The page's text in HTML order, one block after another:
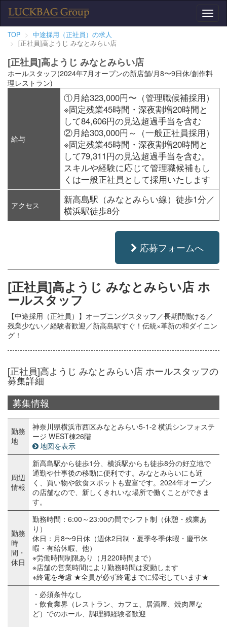
TOP
中途採用（正社員）の求人
[正社員]高ようじ みなとみらい店
[正社員]高ようじ みなとみらい店
ホールスタッフ(2024年7月オープンの新店舗/月8〜9日休/創作料
理レストラン)
給与
①月給323,000円〜（管理職候補採用）
※固定残業45時間・深夜割増20時間と
して84,606円の見込超過手当を含む
②月給303,000円～（一般正社員採用）
※固定残業45時間・深夜割増20時間と
して79,311円の見込超過手当を含む。
スキルや経験に応じて管理職候補もし
くは一般正社員として採用いたします
アクセス
新高島駅（みなとみらい線）徒歩1分／
横浜駅徒歩8分
応募フォームへ
[正社員]高ようじ みなとみらい店 ホ
ールスタッフ
【中途採用（正社員）】オープニングスタッフ／長期間働ける／
残業少ない／経験者歓迎／新高島駅すぐ！伝統×革新の和ダイニン
グ！
[正社員]高ようじ みなとみらい店 ホールスタッフの
募集詳細
募集情報
勤務
地
神奈川県横浜市西区みなとみらい5-1-2 横浜シンフォステ
ージ WEST棟26階
地図を表示
周辺
情報
新高島駅から徒歩1分、横浜駅からも徒歩8分の好立地で
通勤や仕事後の移動に便利です。みなとみらいにも近
く、買い物や飲食スポットも豊富です。2024年オープン
の店舗なので、新しくきれいな場所で働くことができま
す。
勤務
時
間・
休日
勤務時間：6:00～23:00の間でシフト制（休憩・残業あ
り）
休日：月8〜9日休（週休2日制・夏季冬季休暇・慶弔休
暇・有給休暇、他）
※労働時間制限あり（月220時間まで）
※店舗の営業時間により勤務時間は変動します
※終電を考慮 ★全員が必ず終電までに帰宅しています★
・必須条件なし
・飲食業界（レストラン、カフェ、居酒屋、焼肉屋な
ど）でのホール、調理師経験者歓迎